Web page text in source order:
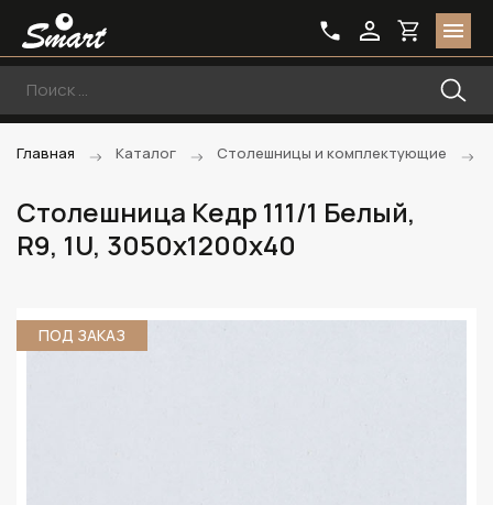
Главная Каталог Столешницы и комплектующие
Столешница Кедр 111/1 Белый,
R9, 1U, 3050х1200х40
ПОД ЗАКАЗ